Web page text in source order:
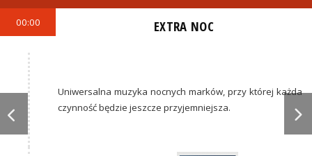
00:00 EXTRA NOC
Uniwersalna muzyka nocnych marków, przy której każda
czynność będzie jeszcze przyjemniejsza.